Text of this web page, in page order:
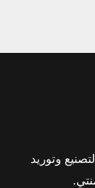
مصر تأسست عام 1983، لتصنيع وتوريد